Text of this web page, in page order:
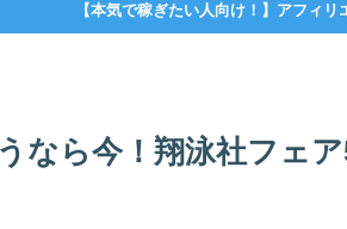
【本気で稼ぎたい人向け！】アフィ
なら今！翔泳社フェ